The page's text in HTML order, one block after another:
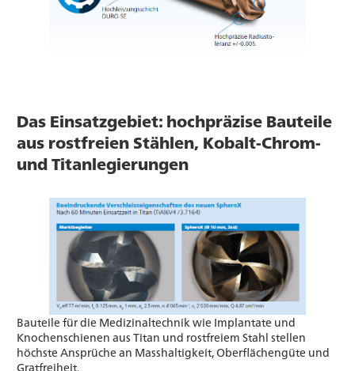
Das Einsatzgebiet: hochpräzise Bauteile
aus rostfreien Stählen, Kobalt-Chrom-
und Titanlegierungen
Bauteile für die Medizinaltechnik wie Implantate und
Knochenschienen aus Titan und rostfreiem Stahl stellen
höchste Ansprüche an Masshaltigkeit, Oberflächengüte und
Gratfreiheit.